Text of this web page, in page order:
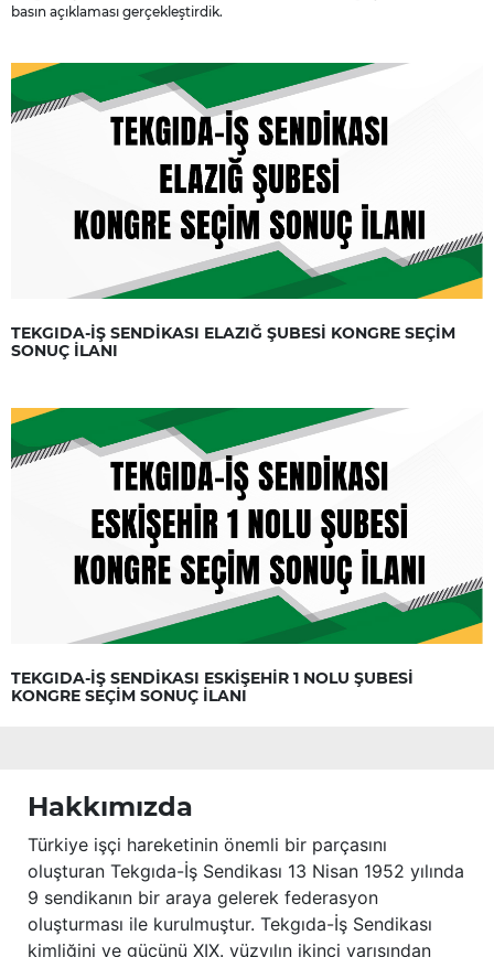
basın açıklaması gerçekleştirdik.
TEKGIDA-İŞ SENDİKASI ELAZIĞ ŞUBESİ KONGRE SEÇİM
SONUÇ İLANI
TEKGIDA-İŞ SENDİKASI ESKİŞEHİR 1 NOLU ŞUBESİ
KONGRE SEÇİM SONUÇ İLANI
Hakkımızda
Türkiye işçi hareketinin önemli bir parçasını
oluşturan Tekgıda-İş Sendikası 13 Nisan 1952 yılında
9 sendikanın bir araya gelerek federasyon
oluşturması ile kurulmuştur. Tekgıda-İş Sendikası
kimliğini ve gücünü XIX. yüzyılın ikinci yarısından